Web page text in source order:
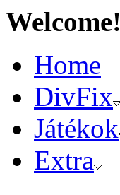
Welcome!
Home
DivFix
Játékok
Extra